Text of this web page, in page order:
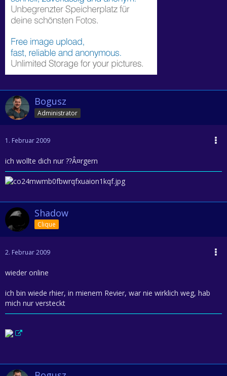
Bogusz
Administrator
1. Februar 2009
ich wollte dich nur ??Â¤rgern
Shadow
Clique
2. Februar 2009
wieder online
ich bin wiede rhier, in mienem Revier, war nie wirklich weg, hab
mich nur versteckt